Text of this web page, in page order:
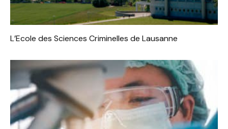
L’Ecole des Sciences Criminelles de Lausanne